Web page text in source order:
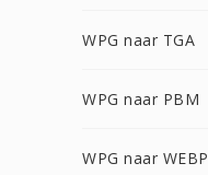
WPG naar TGA
WPG naar PBM
WPG naar WEBP